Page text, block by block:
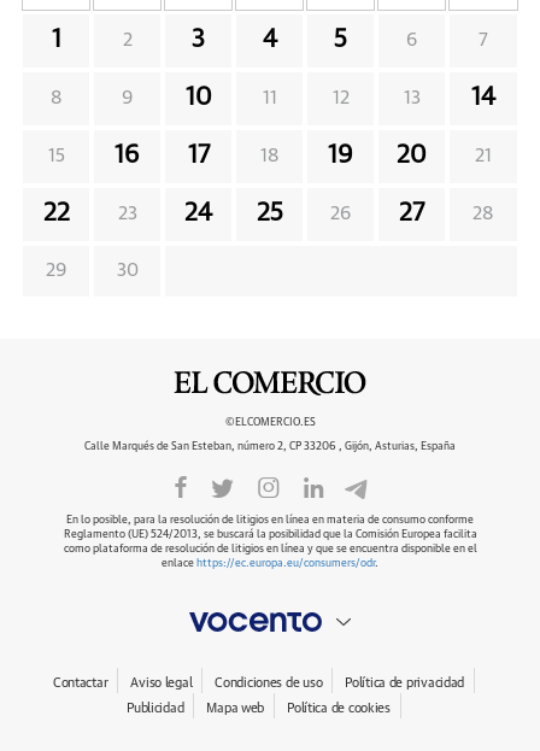
1 2 3 4 5 6 7
8 9 10 11 12 13 14
15 16 17 18 19 20 21
22 23 24 25 26 27 28
29 30
©ELCOMERCIO.ES
Calle Marqués de San Esteban, número 2, CP 33206 , Gijón, Asturias, España
En lo posible, para la resolución de litigios en línea en materia de consumo conforme
Reglamento (UE) 524/2013, se buscará la posibilidad que la Comisión Europea facilita
como plataforma de resolución de litigios en línea y que se encuentra disponible en el
enlace https://ec.europa.eu/consumers/odr.
Contactar Aviso legal Condiciones de uso
Política de privacidad
Publicidad
Mapa web Política de cookies